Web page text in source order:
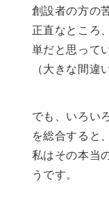
創設者の方の
正直なところ
単だと思って
（大きな間違
でも、いろい
を総合すると、
私はその本当
うです。